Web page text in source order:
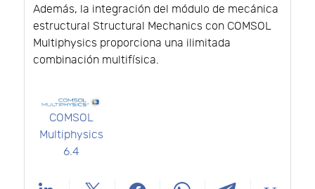
Además, la integración del módulo de mecánica
estructural Structural Mechanics con COMSOL
Multiphysics proporciona una ilimitada
combinación multifísica.
COMSOL
Multiphysics
6.4